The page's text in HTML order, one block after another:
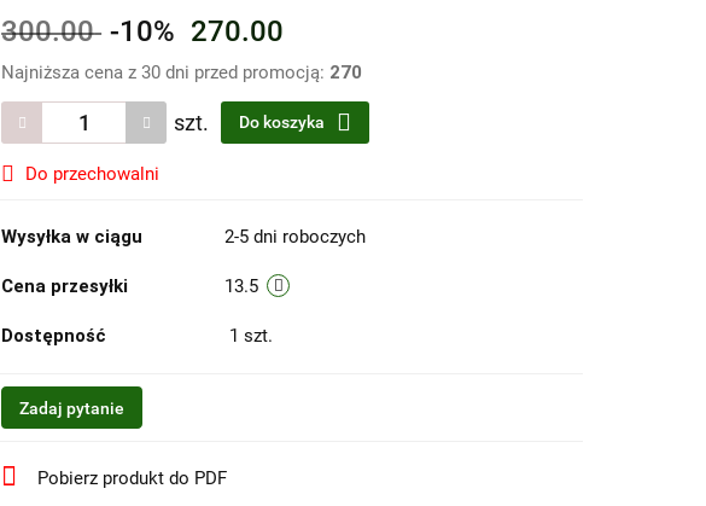
300.00 -10% 270.00
Najniższa cena z 30 dni przed promocją: 270
szt. Do koszyka
Do przechowalni
Wysyłka w ciągu 2-5 dni roboczych
Cena przesyłki 13.5
Dostępność 1 szt.
Zadaj pytanie
Pobierz produkt do PDF